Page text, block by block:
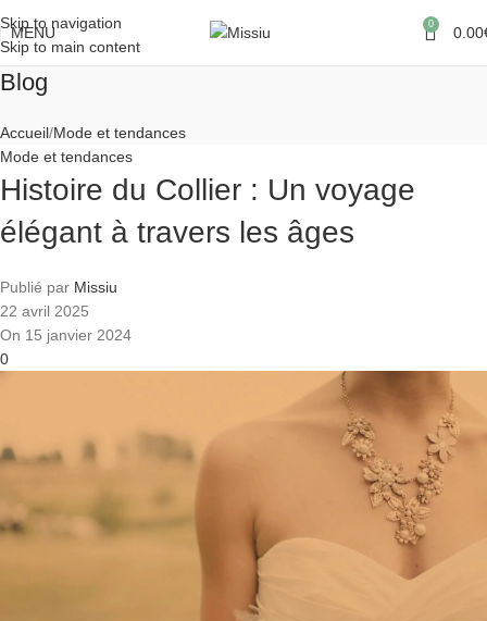
Skip to navigation
Skip to main content
MENU 0 0.00
Blog
Accueil Mode et tendances
Mode et tendances
Histoire du Collier : Un voyage
élégant à travers les âges
Publié par Missiu
22 avril 2025
On 15 janvier 2024
0